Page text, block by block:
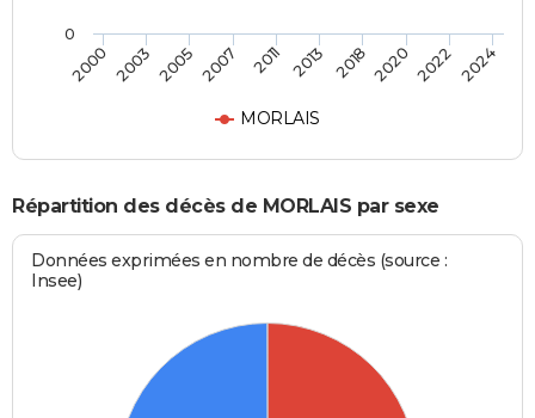
MORLAIS
2000 2003 2005 2007 2011 2013 2018 2020 2022 2024
0
Répartition des décès de MORLAIS par sexe
Données exprimées en nombre de décès (source :
Insee)